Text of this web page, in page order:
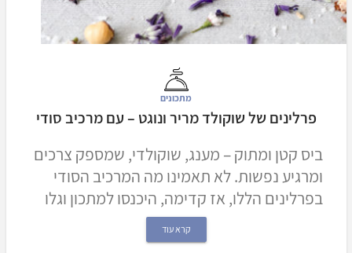
מתכונים
פרלינים של שוקולד מריר ונוגט – עם מרכיב סודי
ביס קטן ומתוק – מענג, שוקולדי, שמספק צרכים
ומרגיע נפשות. לא תאמינו מה המרכיב הסודי
בפרלינים הללו, אז קדימה, היכנסו למתכון וגלו
קרא עוד